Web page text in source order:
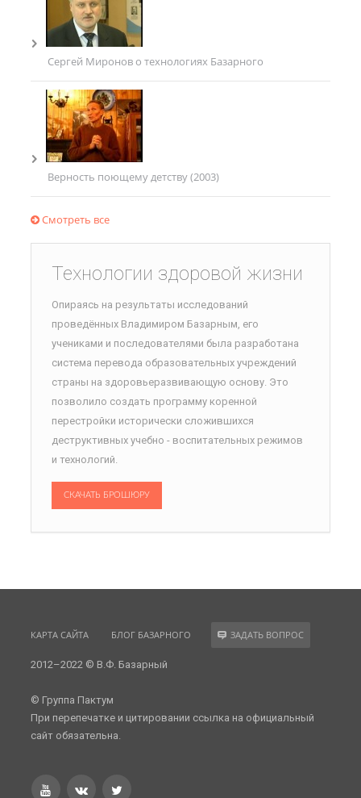
Сергей Миронов о технологиях Базарного
Верность поющему детству (2003)
Смотреть все
Технологии здоровой жизни
Опираясь на результаты исследований
проведённых Владимиром Базарным, его
учениками и последователями была разработана
система перевода образовательных учреждений
страны на здоровьеразвивающую основу. Это
позволило создать программу коренной
перестройки исторически сложившихся
деструктивных учебно - воспитательных режимов
и технологий.
СКАЧАТЬ БРОШЮРУ
КАРТА САЙТА БЛОГ БАЗАРНОГО ЗАДАТЬ ВОПРОС
2012–2022 © В.Ф. Базарный
© Группа Пактум
При перепечатке и цитировании ссылка на официальный
сайт обязательна.